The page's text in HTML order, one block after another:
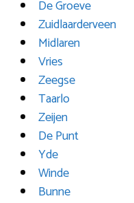
De Groeve
Zuidlaarderveen
Midlaren
Vries
Zeegse
Taarlo
Zeijen
De Punt
Yde
Winde
Bunne